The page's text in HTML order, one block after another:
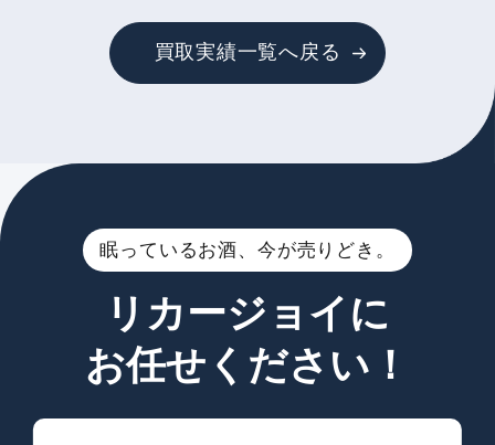
買取実績一覧へ戻る
眠っているお酒、今が売りどき。
リカージョイに
お任せください！